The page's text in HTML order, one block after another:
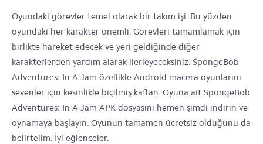
Oyundaki görevler temel olarak bir takım işi. Bu yüzden
oyundaki her karakter önemli. Görevleri tamamlamak için
birlikte hareket edecek ve yeri geldiğinde diğer
karakterlerden yardım alarak ilerleyeceksiniz. SpongeBob
Adventures: In A Jam özellikle Android macera oyunlarını
sevenler için kesinlikle biçilmiş kaftan. Oyuna ait SpongeBob
Adventures: In A Jam APK dosyasını hemen şimdi indirin ve
oynamaya başlayın. Oyunun tamamen ücretsiz olduğunu da
belirtelim. İyi eğlenceler.